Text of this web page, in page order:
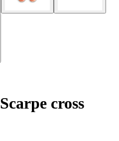
Scarpe cross